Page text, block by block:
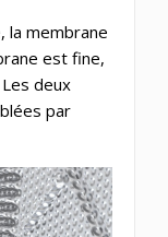
la membrane
est fine,
deux
par